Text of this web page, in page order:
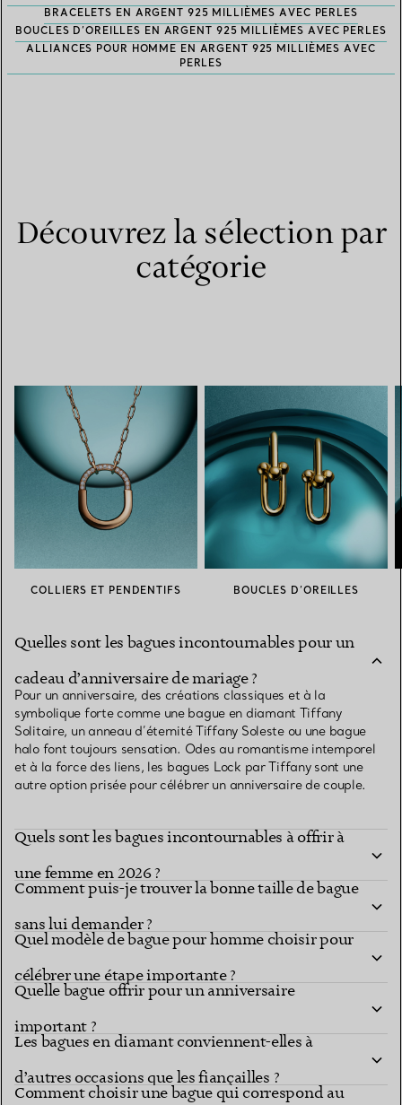
BRACELETS EN ARGENT 925 MILLIÈMES AVEC PERLES
BOUCLES D’OREILLES EN ARGENT 925 MILLIÈMES AVEC PERLES
ALLIANCES POUR HOMME EN ARGENT 925 MILLIÈMES AVEC
PERLES
Découvrez la sélection par
catégorie
COLLIERS ET PENDENTIFS BOUCLES D’OREILLES
Quelles sont les bagues incontournables pour un
cadeau d’anniversaire de mariage ?
Pour un anniversaire, des créations classiques et à la
symbolique forte comme une bague en diamant Tiffany
Solitaire, un anneau d’éternité Tiffany Soleste ou une bague
halo font toujours sensation. Odes au romantisme intemporel
et à la force des liens, les bagues Lock par Tiffany sont une
autre option prisée pour célébrer un anniversaire de couple.
Quels sont les bagues incontournables à offrir à
une femme en 2026 ?
Comment puis-je trouver la bonne taille de bague
sans lui demander ?
Quel modèle de bague pour homme choisir pour
célébrer une étape importante ?
Quelle bague offrir pour un anniversaire
important ?
Les bagues en diamant conviennent-elles à
d’autres occasions que les fiançailles ?
Comment choisir une bague qui correspond au